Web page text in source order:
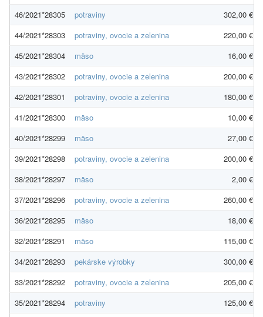
46/2021*28305
potraviny 302,00 €
44/2021*28303
potraviny, ovocie a zelenina 220,00 €
45/2021*28304
mäso 16,00 €
43/2021*28302
potraviny, ovocie a zelenina 200,00 €
42/2021*28301
potraviny, ovocie a zelenina 180,00 €
41/2021*28300
mäso 10,00 €
40/2021*28299
mäso 27,00 €
39/2021*28298
potraviny, ovocie a zelenina 200,00 €
38/2021*28297
mäso 2,00 €
37/2021*28296
potraviny, ovocie a zelenina 260,00 €
36/2021*28295
mäso 18,00 €
32/2021*28291
mäso 115,00 €
34/2021*28293
pekárske výrobky 300,00 €
33/2021*28292
potraviny, ovocie a zelenina 205,00 €
35/2021*28294
potraviny 125,00 €